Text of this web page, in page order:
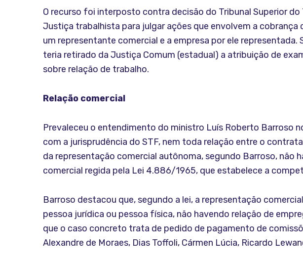
O recurso foi interposto contra decisão do Tribunal Superior
Justiça trabalhista para julgar ações que envolvem a
um representante comercial e a empresa por ele
teria retirado da Justiça Comum (estadual) a atribuição de
sobre relação de trabalho.
Relação comercial
Prevaleceu o entendimento do ministro Luís Roberto Barroso
com a jurisprudência do STF, nem toda relação entre o
da representação comercial autônoma, segundo Barroso, não
comercial regida pela Lei 4.886/1965, que estabelece a
Barroso destacou que, segundo a lei, a representação
pessoa jurídica ou pessoa física, não havendo relação de
que o caso concreto trata de pedido de pagamento de
Alexandre de Moraes, Dias Toffoli, Cármen Lúcia, Ricardo